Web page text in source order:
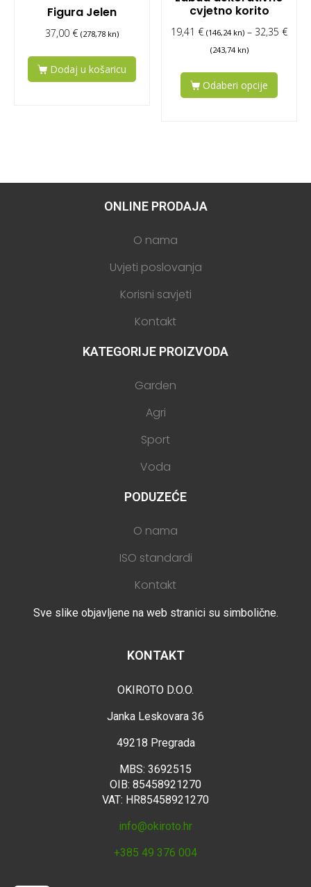
Figura Jelen
37,00 € (278,78 kn)
Dodaj u košaricu
cvjetno korito
19,41 € (146,24 kn) – 32,35 €
(243,74 kn)
Odaberi opcije
ONLINE PRODAJA
O nama
Uvjeti poslovanja
Korisni savjeti
Kontakt
KATEGORIJE PROIZVODA
Garden
Agri
Sport
Voda
PODUZEĆE
O nama
ISO standardi
Kontakt
Sve slike objavljene na web stranici su simbolične.
KONTAKT
OKIROTO D.O.O.
Janka Leskovara 36
49218 Pregrada
MBS: 3692515
OIB: 85458921270
VAT: HR85458921270
info@okiroto.hr
+385 49 376 004